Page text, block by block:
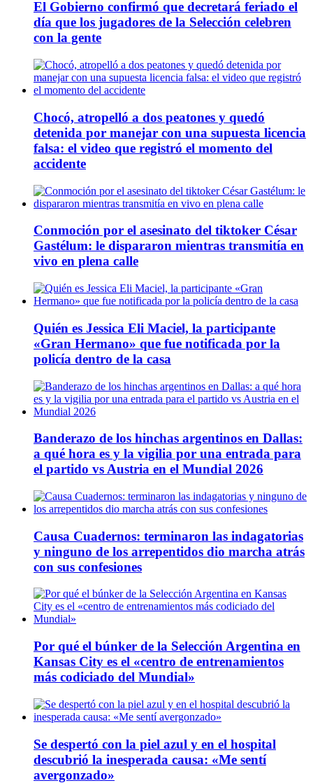
El Gobierno confirmó que decretará feriado el
día que los jugadores de la Selección celebren
con la gente
Chocó, atropelló a dos peatones y quedó
detenida por manejar con una supuesta licencia
falsa: el video que registró el momento del
accidente
Conmoción por el asesinato del tiktoker César
Gastélum: le dispararon mientras transmitía en
vivo en plena calle
Quién es Jessica Eli Maciel, la participante
«Gran Hermano» que fue notificada por la
policía dentro de la casa
Banderazo de los hinchas argentinos en Dallas:
a qué hora es y la vigilia por una entrada para
el partido vs Austria en el Mundial 2026
Causa Cuadernos: terminaron las indagatorias
y ninguno de los arrepentidos dio marcha atrás
con sus confesiones
Por qué el búnker de la Selección Argentina en
Kansas City es el «centro de entrenamientos
más codiciado del Mundial»
Se despertó con la piel azul y en el hospital
descubrió la inesperada causa: «Me sentí
avergonzado»